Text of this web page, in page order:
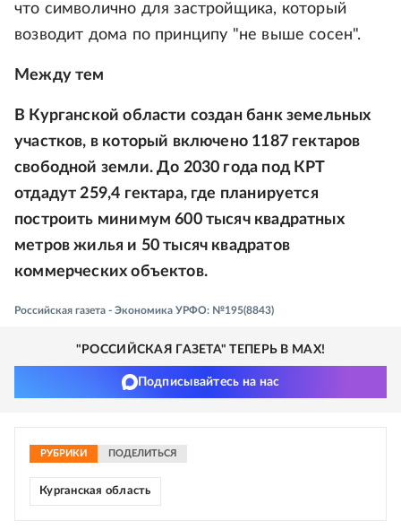
что символично для застройщика, который
возводит дома по принципу "не выше сосен".
Между тем
В Курганской области создан банк земельных
участков, в который включено 1187 гектаров
свободной земли. До 2030 года под КРТ
отдадут 259,4 гектара, где планируется
построить минимум 600 тысяч квадратных
метров жилья и 50 тысяч квадратов
коммерческих объектов.
Российская газета - Экономика УРФО: №195(8843)
"РОССИЙСКАЯ ГАЗЕТА" ТЕПЕРЬ В MAX!
Подписывайтесь на нас
РУБРИКИ ПОДЕЛИТЬСЯ
Курганская область